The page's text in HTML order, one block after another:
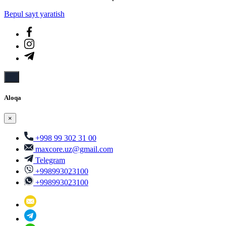
Bepul sayt yaratish
Aloqa
×
+998 99 302 31 00
maxcore.uz@gmail.com
Telegram
+998993023100
+998993023100